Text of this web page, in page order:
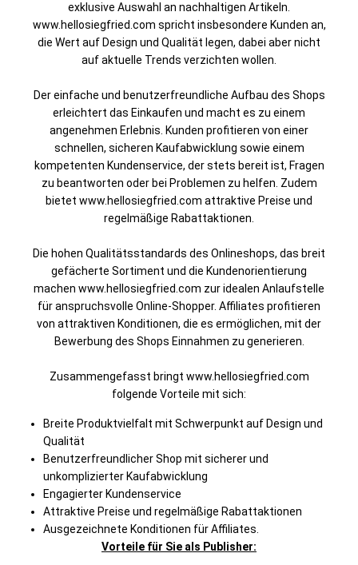
exklusive Auswahl an nachhaltigen Artikeln.
www.hellosiegfried.com spricht insbesondere Kunden an,
die Wert auf Design und Qualität legen, dabei aber nicht
auf aktuelle Trends verzichten wollen.
Der einfache und benutzerfreundliche Aufbau des Shops
erleichtert das Einkaufen und macht es zu einem
angenehmen Erlebnis. Kunden profitieren von einer
schnellen, sicheren Kaufabwicklung sowie einem
kompetenten Kundenservice, der stets bereit ist, Fragen
zu beantworten oder bei Problemen zu helfen. Zudem
bietet www.hellosiegfried.com attraktive Preise und
regelmäßige Rabattaktionen.
Die hohen Qualitätsstandards des Onlineshops, das breit
gefächerte Sortiment und die Kundenorientierung
machen www.hellosiegfried.com zur idealen Anlaufstelle
für anspruchsvolle Online-Shopper. Affiliates profitieren
von attraktiven Konditionen, die es ermöglichen, mit der
Bewerbung des Shops Einnahmen zu generieren.
Zusammengefasst bringt www.hellosiegfried.com
folgende Vorteile mit sich:
Breite Produktvielfalt mit Schwerpunkt auf Design und
Qualität
Benutzerfreundlicher Shop mit sicherer und
unkomplizierter Kaufabwicklung
Engagierter Kundenservice
Attraktive Preise und regelmäßige Rabattaktionen
Ausgezeichnete Konditionen für Affiliates.
Vorteile für Sie als Publisher: